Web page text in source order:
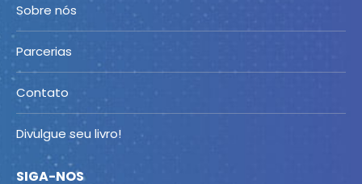
Sobre nós
Parcerias
Contato
Divulgue seu livro!
SIGA-NOS